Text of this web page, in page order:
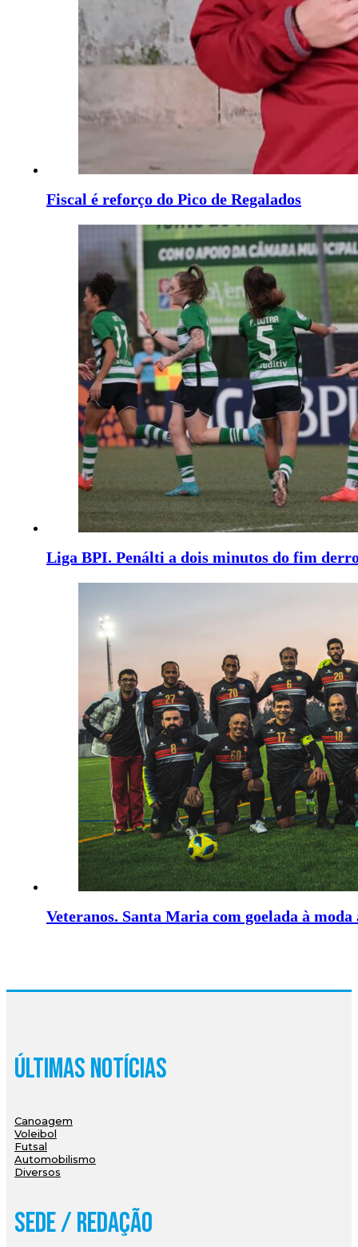
Fiscal é reforço do Pico de Regalados
Liga BPI. Penálti a dois minutos do fim
Veteranos. Santa Maria com goelada à moda
Últimas Notícias
Canoagem
Voleibol
Futsal
Automobilismo
Diversos
Sede / Redação